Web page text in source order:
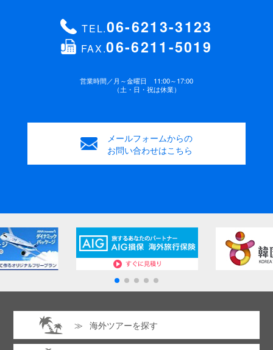
TEL.06-6213-3123
FAX.06-6211-5019
営業時間／月～金曜日 11:00～17:00
（土・日・祝は休業）
メールフォームからの
お問い合わせはこちら
海外ツアーを探す